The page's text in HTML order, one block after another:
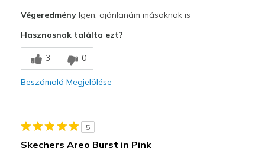
Comfortable
Stylish
VégeredményIgen, ajánlanám másoknak is
Hasznosnak találta ezt?
3 0
Beszámoló Megjelölése
5
Skechers Areo Burst in Pink